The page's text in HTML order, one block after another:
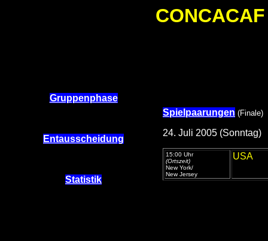
Gruppenphase
Entausscheidung
Statistik
Spielpaarungen (Finale)
24. Juli 2005 (Sonntag)
15:00 Uhr
(Ortszeit)
New York/
New Jersey
USA